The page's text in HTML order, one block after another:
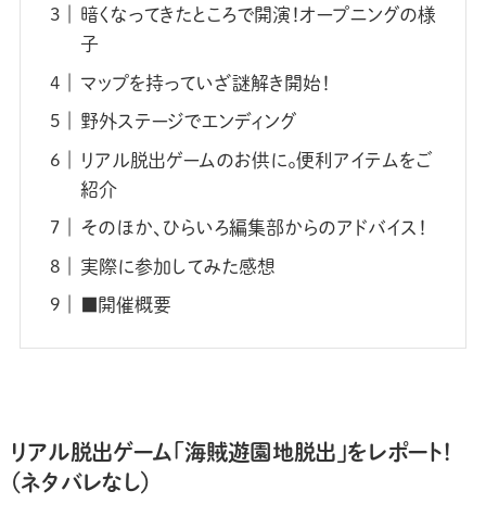
暗くなってきたところで開演！オープニングの様
子
マップを持っていざ謎解き開始！
野外ステージでエンディング
リアル脱出ゲームのお供に。便利アイテムをご
紹介
そのほか、ひらいろ編集部からのアドバイス！
実際に参加してみた感想
■開催概要
リアル脱出ゲーム「海賊遊園地脱出」をレポート！
（ネタバレなし）